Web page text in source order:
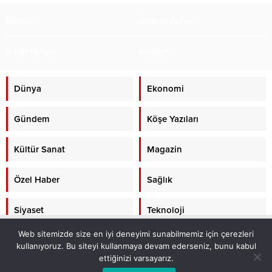
Dünya Ekonomi
Gündem Köşe Yazıları
Kültür Sanat Magazin
Özel Haber Sağlık
Siyaset Teknoloji
Türkiye Yaşam
MOBİL FOOTER REKLAM ALANI
Web sitemizde size en iyi deneyimi sunabilmemiz için çerezleri
kullanıyoruz. Bu siteyi kullanmaya devam ederseniz, bunu kabul
ettiğinizi varsayarız.